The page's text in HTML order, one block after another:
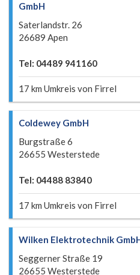
GmbH
Saterlandstr. 26
26689 Apen
Tel: 04489 941160
17 km Umkreis von Firrel
Coldewey GmbH
Burgstraße 6
26655 Westerstede
Tel: 04488 83840
17 km Umkreis von Firrel
Wilken Elektrotechnik
Seggerner Straße 19
26655 Westerstede